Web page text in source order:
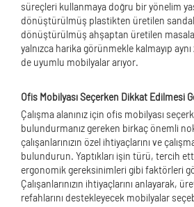
süreçleri kullanmaya doğru bir yönelim
dönüştürülmüş plastikten üretilen
dönüştürülmüş ahşaptan üretilen
yalnızca harika görünmekle kalmayıp
de uyumlu mobilyalar arıyor.
Ofis Mobilyası Seçerken Dikkat Edilmesi
Çalışma alanınız için ofis mobilyası
bulundurmanız gereken birkaç önemli
çalışanlarınızın özel ihtiyaçlarını ve
bulundurun. Yaptıkları işin türü, tercih
ergonomik gereksinimleri gibi faktörleri
Çalışanlarınızın ihtiyaçlarını anlayarak,
refahlarını destekleyecek mobilyalar